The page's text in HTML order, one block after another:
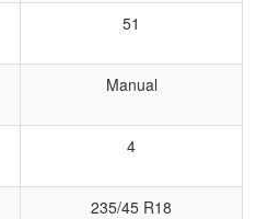
51
Manual
4
235/45 R18